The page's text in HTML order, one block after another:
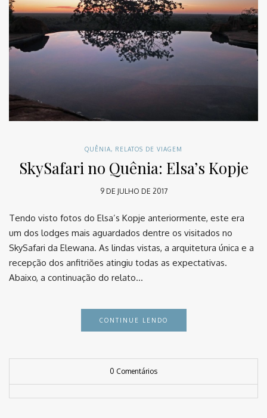
QUÊNIA, RELATOS DE VIAGEM
SkySafari no Quênia: Elsa’s Kopje
9 DE JULHO DE 2017
Tendo visto fotos do Elsa’s Kopje anteriormente, este era
um dos lodges mais aguardados dentre os visitados no
SkySafari da Elewana. As lindas vistas, a arquitetura única e a
recepção dos anfitriões atingiu todas as expectativas. ⠀
Abaixo, a continuação do relato…
CONTINUE LENDO
0 Comentários